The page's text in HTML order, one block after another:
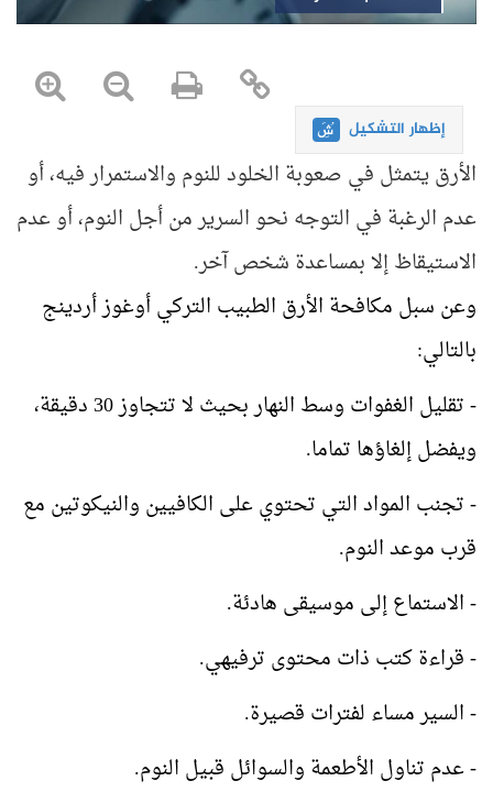
إظهار التشكيل
الأرق يتمثل في صعوبة الخلود للنوم والاستمرار فيه، أو
عدم الرغبة في التوجه نحو السرير من أجل النوم، أو عدم
الاستيقاظ إلا بمساعدة شخص آخر.
وعن سبل مكافحة الأرق الطبيب التركي أوغوز أردينج
بالتالي:
- تقليل الغفوات وسط النهار بحيث لا تتجاوز 30 دقيقة،
ويفضل إلغاؤها تماما.
- تجنب المواد التي تحتوي على الكافيين والنيكوتين مع
قرب موعد النوم.
- الاستماع إلى موسيقى هادئة.
- قراءة كتب ذات محتوى ترفيهي.
- السير مساء لفترات قصيرة.
- عدم تناول الأطعمة والسوائل قبيل النوم.